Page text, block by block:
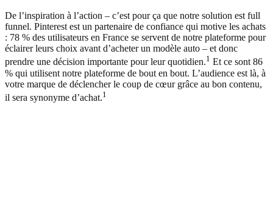
De l’inspiration à l’action – c’est pour ça que notre solution est full
funnel. Pinterest est un partenaire de confiance qui motive les achats
: 78 % des utilisateurs en France se servent de notre plateforme pour
éclairer leurs choix avant d’acheter un modèle auto – et donc
prendre une décision importante pour leur quotidien.1 Et ce sont 86
% qui utilisent notre plateforme de bout en bout. L’audience est là, à
votre marque de déclencher le coup de cœur grâce au bon contenu,
il sera synonyme d’achat.1